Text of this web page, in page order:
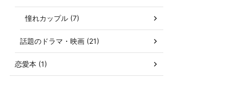
憧れカップル (7)
話題のドラマ・映画 (21)
恋愛本 (1)